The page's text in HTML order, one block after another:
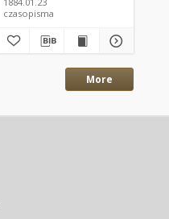
czasopisma
More